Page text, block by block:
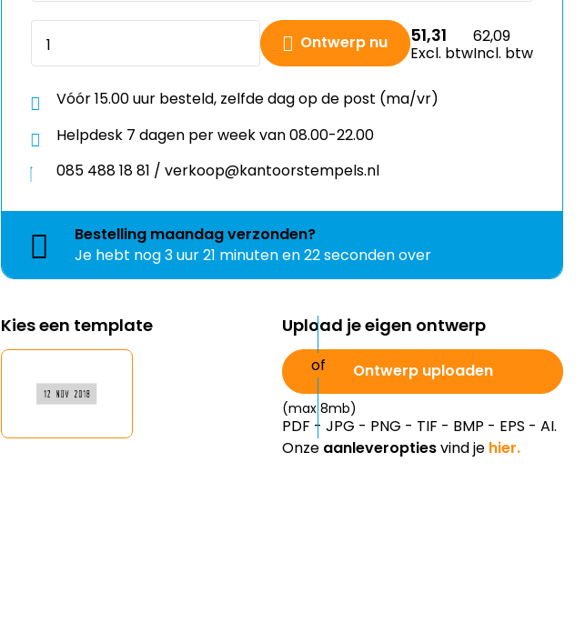
Ontwerp nu 51,31
Excl. btw
62,09
Incl. btw
Vóór 15.00 uur besteld, zelfde dag op de post (ma/vr)
Helpdesk 7 dagen per week van 08.00-22.00
085 488 18 81 / verkoop@kantoorstempels.nl
Bestelling maandagverzonden?
Je hebt nog3 uur 21 minuten en 21 seconden over
Kies een template Upload je eigen ontwerp
Ontwerp uploaden
(max 8mb)
PDF - JPG - PNG - TIF - BMP - EPS - AI.
Onze aanleveroptiesvind je hier.